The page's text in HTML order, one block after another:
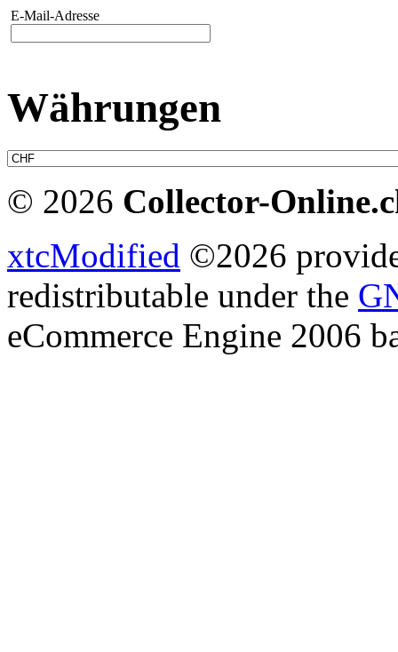
E-Mail-Adresse
Währungen
© 2026 Collector-
xtcModified ©2026
redistributable under the
eCommerce Engine 2006